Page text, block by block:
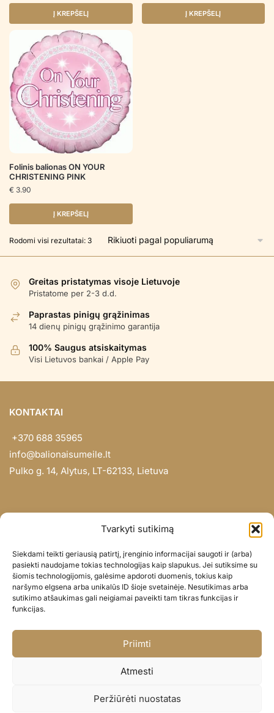
Tvarkyti sutikimą
Siekdami teikti geriausią patirtį, įrenginio informacijai saugoti ir (arba)
pasiekti naudojame tokias technologijas kaip slapukus. Jei sutiksime su
šiomis technologijomis, galėsime apdoroti duomenis, tokius kaip
naršymo elgsena arba unikalūs ID šioje svetainėje. Nesutikimas arba
sutikimo atšaukimas gali neigiamai paveikti tam tikras funkcijas ir
funkcijas.
Priimti
Atmesti
Peržiūrėti nuostatas
Į KREPŠELĮ Į KREPŠELĮ
Folinis balionas ON YOUR
CHRISTENING PINK
€ 3.90
Į KREPŠELĮ
Rodomi visi rezultatai: 3Rūšiuojama
Greitas pristatymas visoje Lietuvoje
Pristatome per 2-3 d.d.
Paprastas pinigų grąžinimas
14 dienų pinigų grąžinimo garantija
100% Saugus atsiskaitymas
Visi Lietuvos bankai / Apple Pay
KONTAKTAI
+370 688 35965
info@balionaisumeile.lt
Pulko g. 14, Alytus, LT-62133, Lietuva
Didmena
Darbų portfolio
Privatumo politika
Parduotuvės politika
© BALIONAISUMEILE 2024